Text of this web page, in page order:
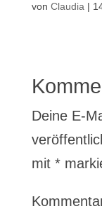
von Claudia |
Deine E-
mit *